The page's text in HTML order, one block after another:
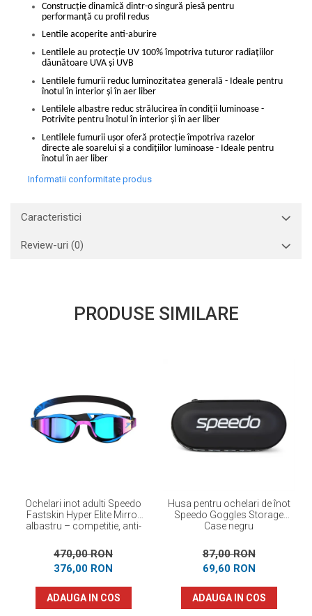
Construcție dinamică dintr-o singură piesă pentru
performanță cu profil redus
Lentile acoperite anti-aburire
Lentilele au protecție UV 100% împotriva tuturor radiațiilor
dăunătoare UVA și UVB
Lentilele fumurii reduc luminozitatea generală - Ideale pentru
înotul în interior și în aer liber
Lentilele albastre reduc strălucirea în condiții luminoase -
Potrivite pentru înotul în interior și în aer liber
Lentilele fumurii ușor oferă protecție împotriva razelor
directe ale soarelui și a condițiilor luminoase - Ideale pentru
înotul în aer liber
Informatii conformitate produs
Caracteristici
Review-uri (0)
PRODUSE SIMILARE
Ochelari inot adulti Speedo
Fastskin Hyper Elite Mirror
albastru – competitie, anti-
470,00 RON
376,00 RON
ADAUGA IN COS
Husa pentru ochelari de înot
Speedo Goggles Storage
Case negru
87,00 RON
69,60 RON
ADAUGA IN COS